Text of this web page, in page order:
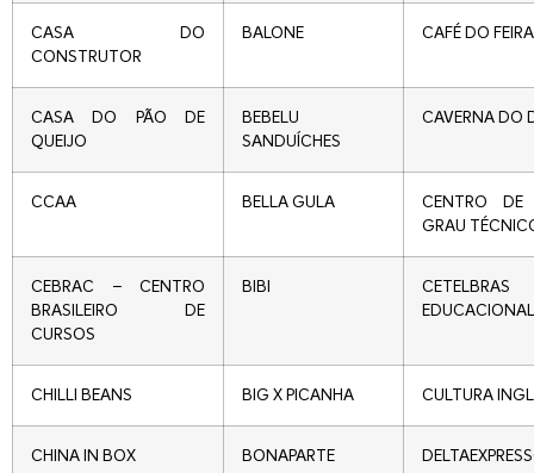
CASA DO
CONSTRUTOR
BALONE CAFÉ DO
CASA DO PÃO DE
QUEIJO
BEBELU
SANDUÍCHES
CAVERNA DO
CCAA BELLA GULA
CENTRO DE
GRAU
CEBRAC – CENTRO
BRASILEIRO DE
CURSOS
BIBI
CETELBRAS
EDUCACIONAL
CHILLI BEANS BIG X PICANHA CULTURA
CHINA IN BOX BONAPARTE